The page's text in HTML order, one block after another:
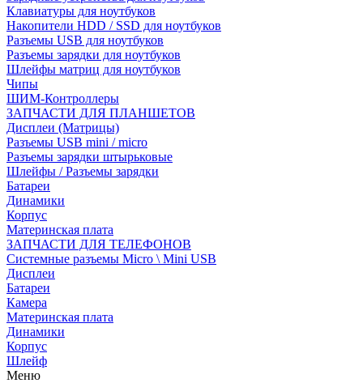
Клавиатуры для ноутбуков
Накопители HDD / SSD для ноутбуков
Разъемы USB для ноутбуков
Разъемы зарядки для ноутбуков
Шлейфы матриц для ноутбуков
Чипы
ШИМ-Контроллеры
ЗАПЧАСТИ ДЛЯ ПЛАНШЕТОВ
Дисплеи (Матрицы)
Разъемы USB mini / micro
Разъемы зарядки штырьковые
Шлейфы / Разъемы зарядки
Батареи
Динамики
Корпус
Материнская плата
ЗАПЧАСТИ ДЛЯ ТЕЛЕФОНОВ
Системные разъемы Micro \ Mini USB
Дисплеи
Батареи
Камера
Материнская плата
Динамики
Корпус
Шлейф
Меню